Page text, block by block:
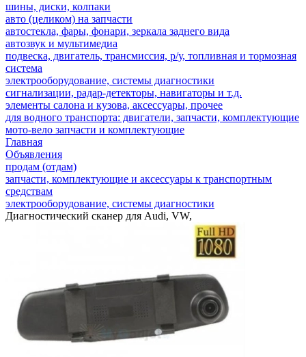
шины, диски, колпаки
авто (целиком) на запчасти
автостекла, фары, фонари, зеркала заднего вида
автозвук и мультимедиа
подвеска, двигатель, трансмиссия, р/у, топливная и тормозная
система
электрооборудование, системы диагностики
сигнализации, радар-детекторы, навигаторы и т.д.
элементы салона и кузова, аксессуары, прочее
для водного транспорта: двигатели, запчасти, комплектующие
мото-вело запчасти и комплектующие
Главная
Объявления
продам (отдам)
запчасти, комплектующие и аксессуары к транспортным
средствам
электрооборудование, системы диагностики
Диагностический сканер для Audi, VW,